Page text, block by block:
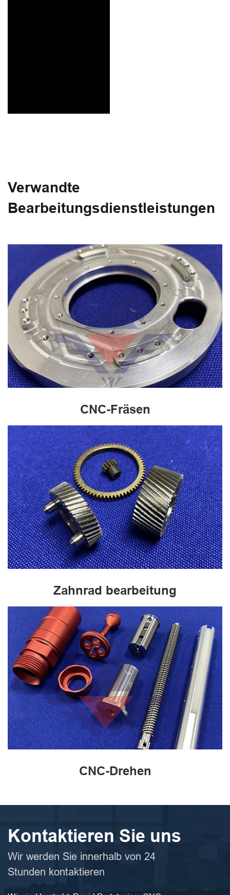
Verwandte
Bearbeitungsdienstleistungen
CNC-Fräsen
Zahnrad bearbeitung
CNC-Drehen
Kontaktieren Sie uns
Wir werden Sie innerhalb von 24
Stunden kontaktieren